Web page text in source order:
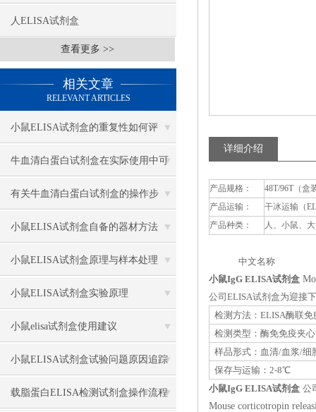
人ELISA试剂盒
查看更多 >>
相关文章
RELEVANT ARTICLES
小鼠ELISA试剂盒的重复性如何评
估？
牛血清白蛋白试剂盒在实际使用中可
分为多种类型测定
有关牛血清白蛋白试剂盒的操作步
骤，以下有详细说明
小鼠ELISA试剂盒自备的器材方法
小鼠ELISA试剂盒原理与样本处理
小鼠ELISA试剂盒实验原理
小鼠elisa试剂盒使用建议
小鼠ELISA试剂盒试验问题原因追踪
载脂蛋白ELISA检测试剂盒操作流程
详细介绍
产品规格：
48T/96T（盒
产品运输：
干冰运输（
产品种类：
人、小鼠、
中文名称 英
小鼠IgG ELISA试剂盒
公司ELISA试剂盒为迎接
检测方法：ELISA酶联免
检测类型：酶免免疫夹
样品形式：血清/血浆/细
保存与运输：2-8℃
小鼠IgG ELISA试剂盒 公
Mouse corticotropin